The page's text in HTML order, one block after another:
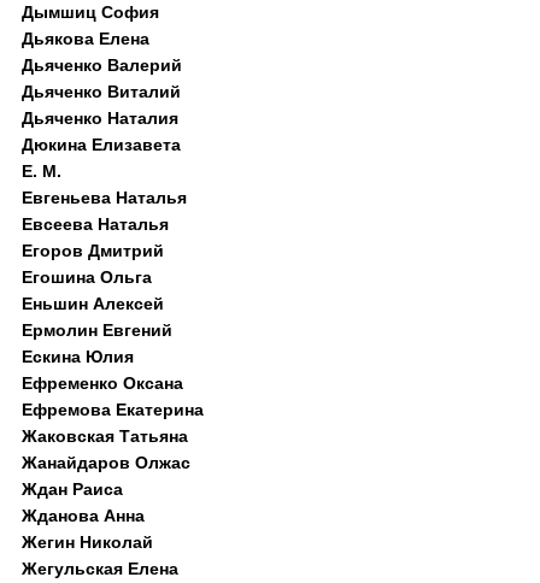
Дымшиц София
Дьякова Елена
Дьяченко Валерий
Дьяченко Виталий
Дьяченко Наталия
Дюкина Елизавета
Е. М.
Евгеньева Наталья
Евсеева Наталья
Егоров Дмитрий
Егошина Ольга
Еньшин Алексей
Ермолин Евгений
Ескина Юлия
Ефременко Оксана
Ефремова Екатерина
Жаковская Татьяна
Жанайдаров Олжас
Ждан Раиса
Жданова Анна
Жегин Николай
Жегульская Елена